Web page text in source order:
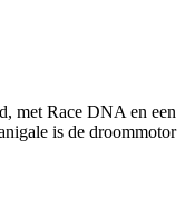
met Race DNA en een
is de droommotor